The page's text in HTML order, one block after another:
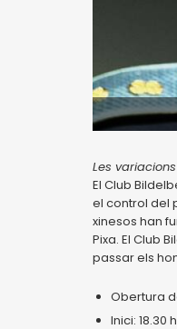
Les
El Club
el control del
xinesos han
Pixa. El Club
passar els
Obertura
Inici: 18.30 h